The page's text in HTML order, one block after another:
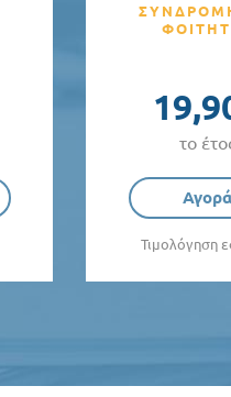
το
Αγορά
Τιμολόγηση